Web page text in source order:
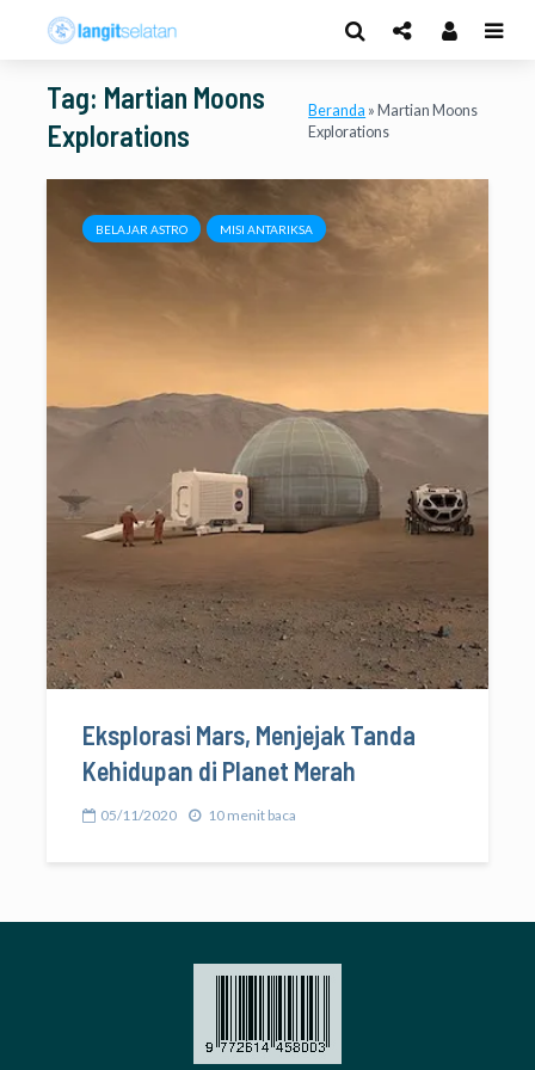
Tag: Martian Moons
Explorations
Beranda » Martian Moons
Explorations
BELAJAR ASTRO MISI ANTARIKSA
Eksplorasi Mars, Menjejak Tanda
Kehidupan di Planet Merah
05/11/2020 10 menit baca